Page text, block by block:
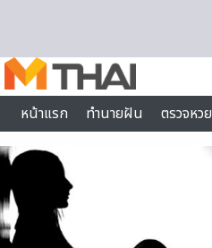
หน้าแรก
ทำนายฝัน ตรวจหวย
ไลฟ์สไตล์